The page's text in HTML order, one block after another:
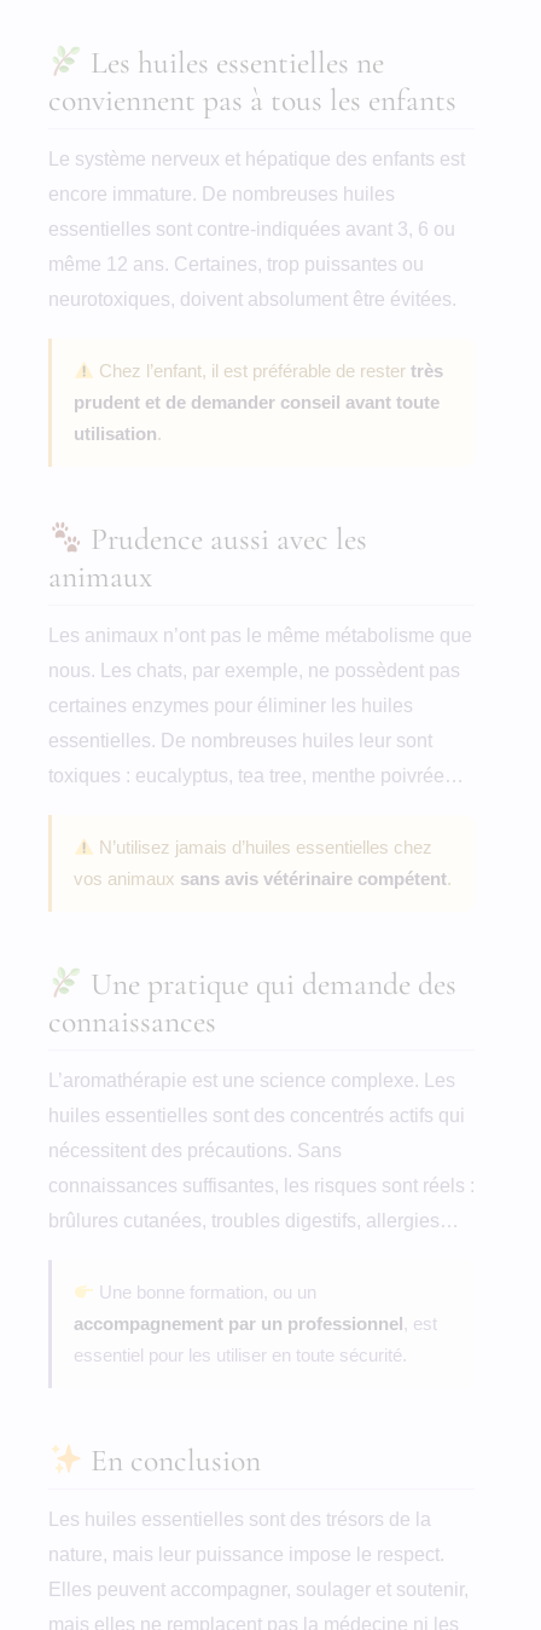
Les huiles essentielles ne
conviennent pas à tous les enfants
Le système nerveux et hépatique des enfants est
encore immature. De nombreuses huiles
essentielles sont contre-indiquées avant 3, 6 ou
même 12 ans. Certaines, trop puissantes ou
neurotoxiques, doivent absolument être évitées.
Chez l’enfant, il est préférable de rester très
prudent et de demander conseil avant toute
utilisation.
Prudence aussi avec les
animaux
Les animaux n’ont pas le même métabolisme que
nous. Les chats, par exemple, ne possèdent pas
certaines enzymes pour éliminer les huiles
essentielles. De nombreuses huiles leur sont
toxiques : eucalyptus, tea tree, menthe poivrée…
N’utilisez jamais d’huiles essentielles chez
vos animaux sans avis vétérinaire compétent.
Une pratique qui demande des
connaissances
L’aromathérapie est une science complexe. Les
huiles essentielles sont des concentrés actifs qui
nécessitent des précautions. Sans
connaissances suffisantes, les risques sont réels :
brûlures cutanées, troubles digestifs, allergies…
Une bonne formation, ou un
accompagnement par un professionnel , est
essentiel pour les utiliser en toute sécurité.
En conclusion
Les huiles essentielles sont des trésors de la
nature, mais leur puissance impose le respect.
Elles peuvent accompagner, soulager et soutenir,
mais elles ne remplacent pas la médecine ni les